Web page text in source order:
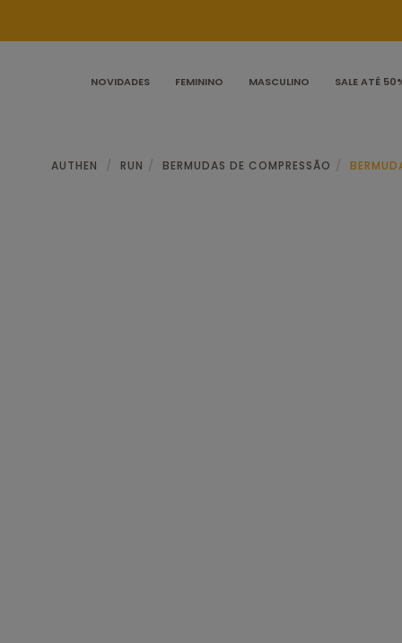
NOVIDADES FEMININO MASCULINO SALE ATÉ
AUTHEN RUN BERMUDAS DE COMPRESSÃO